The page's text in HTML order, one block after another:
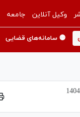
وکیل آنلاین جامعه
🟡 سامانه‌های قضایی